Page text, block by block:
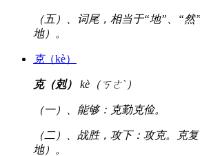
（五）、词尾，相当于“地”、“
地）。
克（kè）
克（剋） kè（ㄎㄜˋ）
（一）、能够：克勤克俭。
（二）、战胜，攻下：攻克。克
地）。